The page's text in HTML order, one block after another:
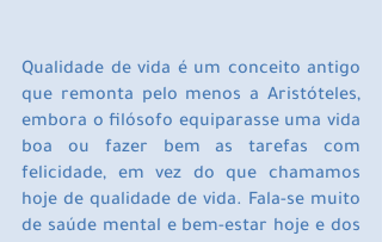
Qualidade de vida é um conceito antigo
que remonta pelo menos a Aristóteles,
embora o filósofo equiparasse uma vida
boa ou fazer bem as tarefas com
felicidade, em vez do que chamamos
hoje de qualidade de vida. Fala-se muito
de saúde mental e bem-estar hoje e dos